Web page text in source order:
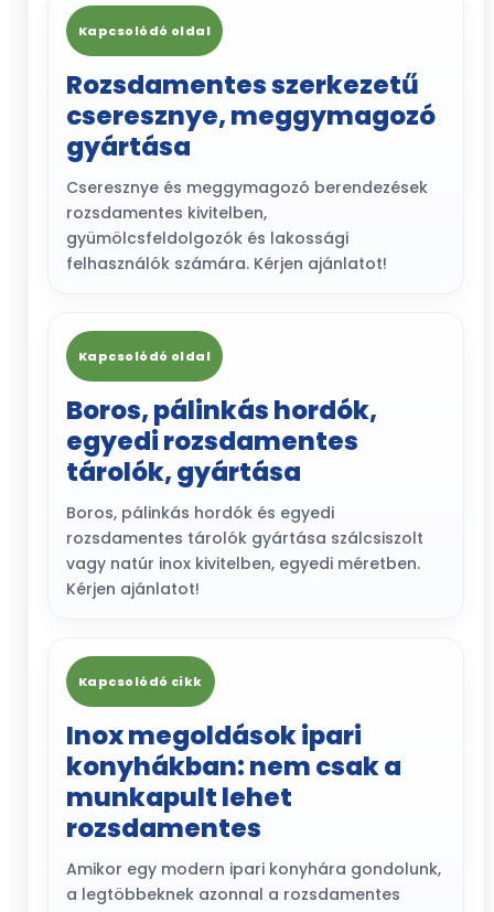
Kapcsolódó oldal
Rozsdamentes szerkezetű
cseresznye, meggymagozó
gyártása
Cseresznye és meggymagozó berendezések
rozsdamentes kivitelben,
gyümölcsfeldolgozók és lakossági
felhasználók számára. Kérjen ajánlatot!
Kapcsolódó oldal
Boros, pálinkás hordók,
egyedi rozsdamentes
tárolók, gyártása
Boros, pálinkás hordók és egyedi
rozsdamentes tárolók gyártása szálcsiszolt
vagy natúr inox kivitelben, egyedi méretben.
Kérjen ajánlatot!
Kapcsolódó cikk
Inox megoldások ipari
konyhákban: nem csak a
munkapult lehet
rozsdamentes
Amikor egy modern ipari konyhára gondolunk,
a legtöbbeknek azonnal a rozsdamentes